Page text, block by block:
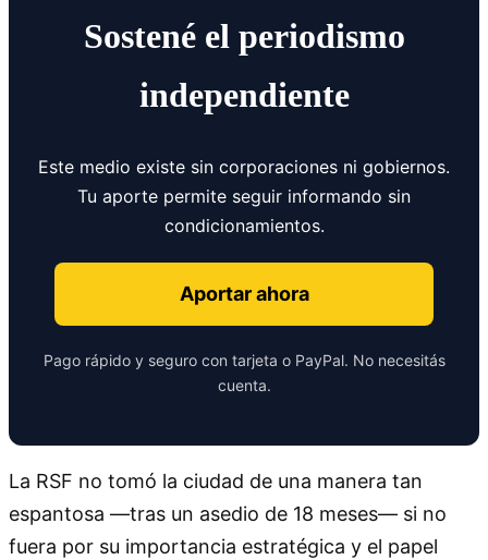
Sostené el periodismo
independiente
Este medio existe sin corporaciones ni gobiernos.
Tu aporte permite seguir informando sin
condicionamientos.
Aportar ahora
Pago rápido y seguro con tarjeta o PayPal. No necesitás
cuenta.
La RSF no tomó la ciudad de una manera tan
espantosa —tras un asedio de 18 meses— si no
fuera por su importancia estratégica y el papel